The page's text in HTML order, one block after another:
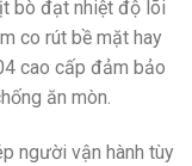
bò đạt nhiệt độ lõi
co rút bề mặt hay
cao cấp đảm bảo
ăn mòn.
người vận hành tùy